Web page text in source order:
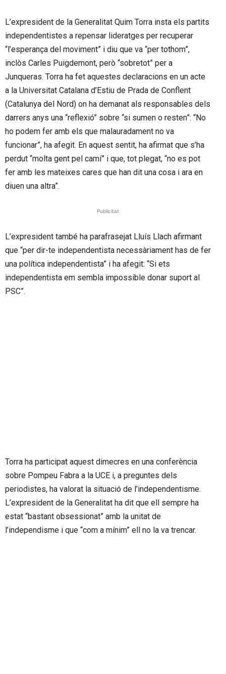
L’expresident de la Generalitat Quim Torra insta els partits
independentistes a repensar lideratges per recuperar
“l’esperança del moviment” i diu que va “per tothom”,
inclòs Carles Puigdemont, però “sobretot” per a
Junqueras. Torra ha fet aquestes declaracions en un acte
a la Universitat Catalana d’Estiu de Prada de Conflent
(Catalunya del Nord) on ha demanat als responsables dels
darrers anys una “reflexió” sobre “si sumen o resten”: “No
ho podem fer amb els que malauradament no va
funcionar”, ha afegit. En aquest sentit, ha afirmat que s’ha
perdut “molta gent pel camí” i que, tot plegat, “no es pot
fer amb les mateixes cares que han dit una cosa i ara en
diuen una altra”.
Publicitat
L’expresident també ha parafrasejat Lluís Llach afirmant
que “per dir-te independentista necessàriament has de fer
una política independentista” i ha afegit: “Si ets
independentista em sembla impossible donar suport al
PSC”.
Torra ha participat aquest dimecres en una conferència
sobre Pompeu Fabra a la UCE i, a preguntes dels
periodistes, ha valorat la situació de l’independentisme.
L’expresident de la Generalitat ha dit que ell sempre ha
estat “bastant obsessionat” amb la unitat de
l’independisme i que “com a mínim” ell no la va trencar.